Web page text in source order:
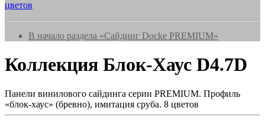
цветов
В начало раздела «Сайдинг Docke PREMIUM»
Коллекция Блок-Хаус D4.7D
Панели винилового сайдинга серии PREMIUM. Профиль
«блок-хаус» (бревно), имитация сруба. 8 цветов